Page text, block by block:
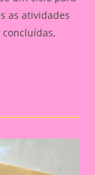
as atividades